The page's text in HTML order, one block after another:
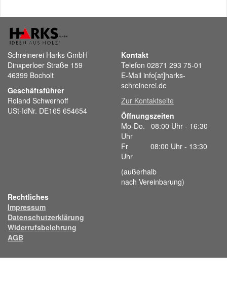
Schreinerei Harks GmbH
Dinxperloer Straße 159
46399 Bocholt
Geschäftsführer
Roland Schwerhoff
USt-IdNr. DE165 654654
Kontakt
Telefon 02871 293 75-01
E-Mail info[at]harks-
schreinerei.de
Zur Kontaktseite
Öffnungszeiten
Mo-Do. 08:00 Uhr - 16:30
Uhr
Fr 08:00 Uhr - 13:30
Uhr
(außerhalb
nach Vereinbarung)
Rechtliches
Impressum
Datenschutzerklärung
Widerrufsbelehrung
AGB